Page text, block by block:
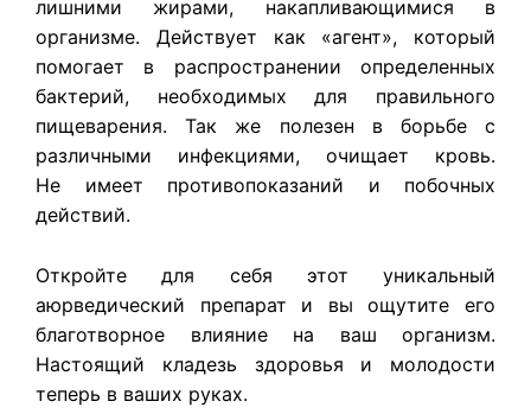
лишними жирами, накапливающимися в
организме. Действует как «агент», который
помогает в распространении определенных
бактерий, необходимых для правильного
пищеварения. Так же полезен в борьбе с
различными инфекциями, очищает кровь.
Не имеет противопоказаний и побочных
действий.
Откройте для себя этот уникальный
аюрведический препарат и вы ощутите его
благотворное влияние на ваш организм.
Настоящий кладезь здоровья и молодости
теперь в ваших руках.